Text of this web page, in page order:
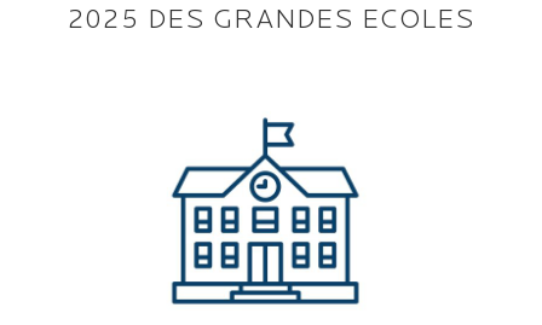
2025 DES GRANDES ECOLES